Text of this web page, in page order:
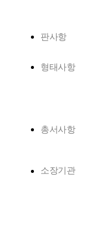
판사항
형태사항
총서사항
소장기관